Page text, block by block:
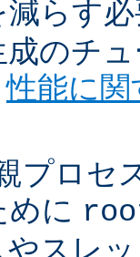
減らす
成のチ
性能に
プロセ
に
スレ